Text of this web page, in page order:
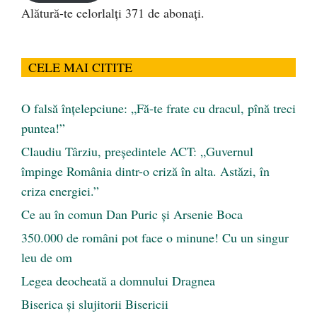
Alătură-te celorlalți 371 de abonați.
CELE MAI CITITE
O falsă înțelepciune: „Fă-te frate cu dracul, pînă treci
puntea!”
Claudiu Târziu, președintele ACT: „Guvernul
împinge România dintr-o criză în alta. Astăzi, în
criza energiei.”
Ce au în comun Dan Puric şi Arsenie Boca
350.000 de români pot face o minune! Cu un singur
leu de om
Legea deocheată a domnului Dragnea
Biserica și slujitorii Bisericii